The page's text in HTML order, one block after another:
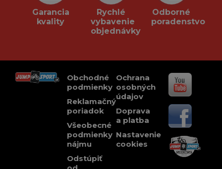
Garancia
kvality
Rychlé
vybavenie
objednávky
Odborné
poradenstvo
Obchodné
podmienky
Reklamačný
poriadok
Všeobecné
podmienky
nájmu
Odstúpiť
Ochrana
osobných
údajov
Doprava
a platba
Nastavenie
cookies